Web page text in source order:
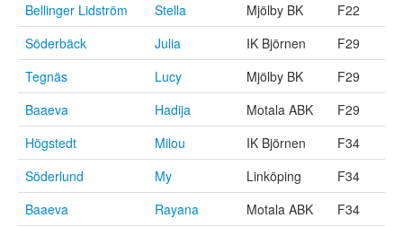
Bellinger Lidström
Stella Mjölby BK
F22
Söderbäck
Julia IK Björnen
F29
Tegnäs
Lucy Mjölby BK
F29
Baaeva
Hadija Motala ABK
F29
Högstedt
Milou IK Björnen
F34
Söderlund
My Linköping
F34
Baaeva
Rayana Motala ABK
F34